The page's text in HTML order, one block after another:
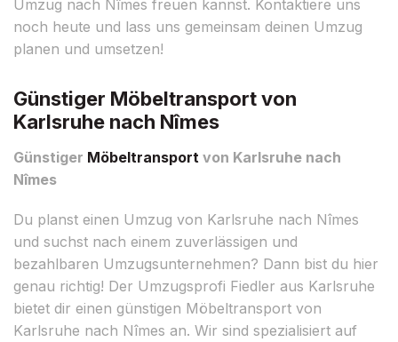
Umzug nach Nîmes freuen kannst. Kontaktiere uns
noch heute und lass uns gemeinsam deinen Umzug
planen und umsetzen!
Günstiger Möbeltransport von
Karlsruhe nach Nîmes
Günstiger Möbeltransport von Karlsruhe nach
Nîmes
Du planst einen Umzug von Karlsruhe nach Nîmes
und suchst nach einem zuverlässigen und
bezahlbaren Umzugsunternehmen? Dann bist du hier
genau richtig! Der Umzugsprofi Fiedler aus Karlsruhe
bietet dir einen günstigen Möbeltransport von
Karlsruhe nach Nîmes an. Wir sind spezialisiert auf